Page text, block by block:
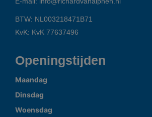
BTW: NL003218471B71
KvK: KvK 77637496
Openingstijden
Maandag
Dinsdag
Woensdag